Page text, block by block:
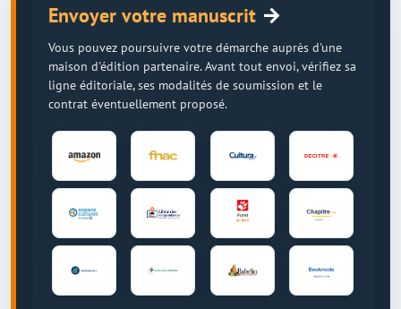
Envoyer votre manuscrit →
Vous pouvez poursuivre votre démarche auprès d'une
maison d'édition partenaire. Avant tout envoi, vérifiez sa
ligne éditoriale, ses modalités de soumission et le
contrat éventuellement proposé.